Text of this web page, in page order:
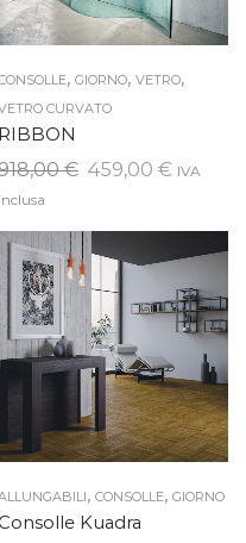
, GIORNO, VETRO,
CURVATO
RIBBON
€ Il
originale
era:
918,00 €.
459,00 €Il
attuale
è:
459,00
IVA
inclusa
, CONSOLLE, GIORNO
Consolle Kuadra